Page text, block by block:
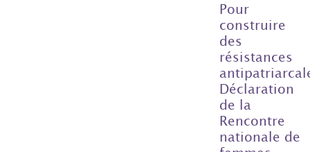
Pour
construire
des
résistances
Déclaration
de la
Rencontre
nationale de